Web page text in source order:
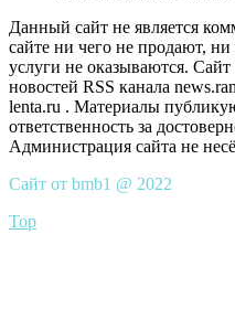
Данный сайт не является
сайте ни чего не продают,
услуги не оказываются. Сайт
новостей RSS канала
lenta.ru . Материалы
ответственность за
Администрация сайта не
Сайт от bmb1 @ 2022
Top